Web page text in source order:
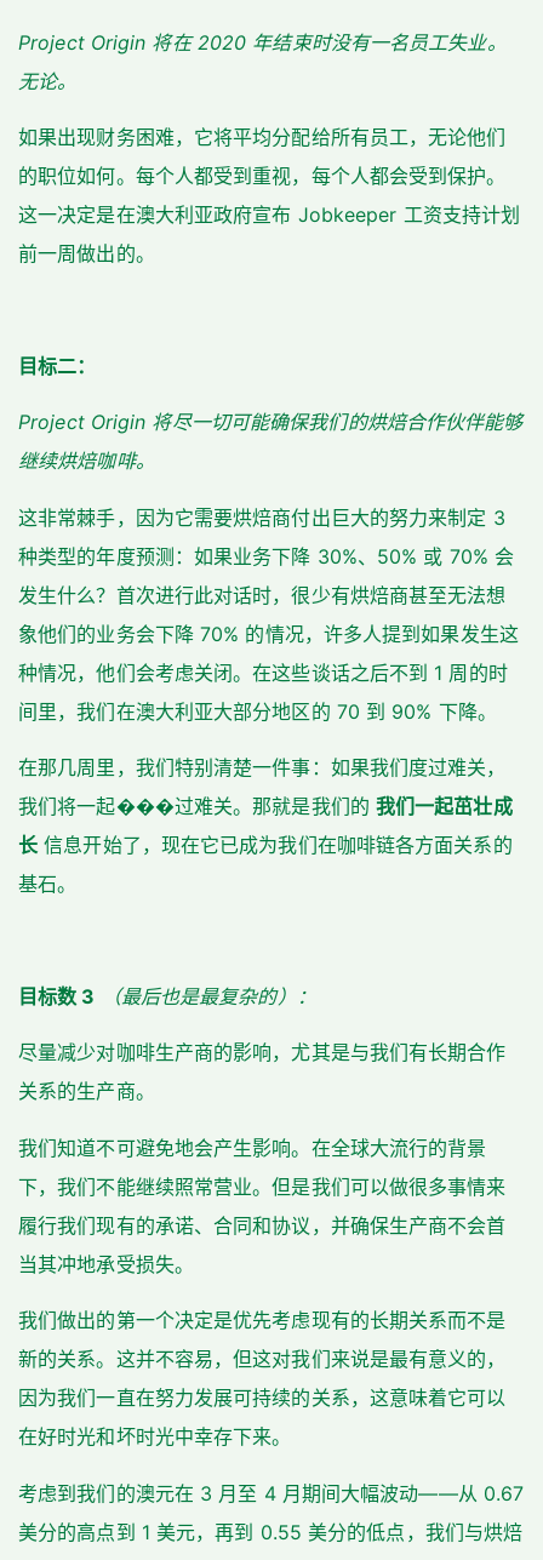
Project Origin 将在 2020 年结束时没有一名员工失业。
无论。
如果出现财务困难，它将平均分配给所有员工，无论他们
的职位如何。每个人都受到重视，每个人都会受到保护。
这一决定是在澳大利亚政府宣布 Jobkeeper 工资支持计划
前一周做出的。
目标二：
Project Origin 将尽一切可能确保我们的烘焙合作伙伴能够
继续烘焙咖啡。
这非常棘手，因为它需要烘焙商付出巨大的努力来制定 3
种类型的年度预测：如果业务下降 30%、50% 或 70% 会
发生什么？首次进行此对话时，很少有烘焙商甚至无法想
象他们的业务会下降 70% 的情况，许多人提到如果发生这
种情况，他们会考虑关闭。在这些谈话之后不到 1 周的时
间里，我们在澳大利亚大部分地区的 70 到 90% 下降。
在那几周里，我们特别清楚一件事：如果我们度过难关，
我们将一起���过难关。那就是我们的 我们一起茁壮成
长信息开始了，现在它已成为我们在咖啡链各方面关系的
基石。
目标数 3 （最后也是最复杂的）：
尽量减少对咖啡生产商的影响，尤其是与我们有长期合作
关系的生产商。
我们知道不可避免地会产生影响。在全球大流行的背景
下，我们不能继续照常营业。但是我们可以做很多事情来
履行我们现有的承诺、合同和协议，并确保生产商不会首
当其冲地承受损失。
我们做出的第一个决定是优先考虑现有的长期关系而不是
新的关系。这并不容易，但这对我们来说是最有意义的，
因为我们一直在努力发展可持续的关系，这意味着它可以
在好时光和坏时光中幸存下来。
考虑到我们的澳元在 3 月至 4 月期间大幅波动——从 0.67
美分的高点到 1 美元，再到 0.55 美分的低点，我们与烘焙